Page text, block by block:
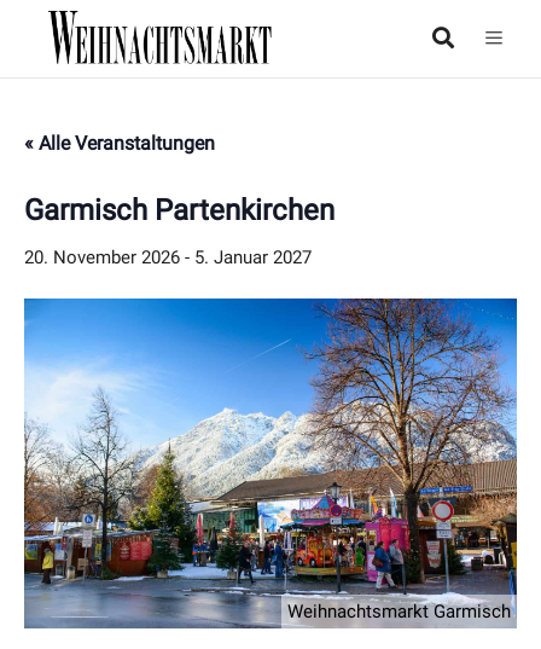
« Alle Veranstaltungen
Garmisch Partenkirchen
20. November 2026 - 5. Januar 2027
Weihnachtsmarkt Garmisch